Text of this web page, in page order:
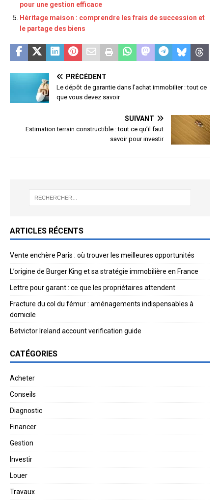
pour une gestion efficace
Héritage maison : comprendre les frais de succession et
le partage des biens
PRÉCÉDENT
Le dépôt de garantie dans l’achat immobilier : tout ce
que vous devez savoir
SUIVANT
Estimation terrain constructible : tout ce qu’il faut
savoir pour investir
ARTICLES RÉCENTS
Vente enchère Paris : où trouver les meilleures opportunités
L’origine de Burger King et sa stratégie immobilière en France
Lettre pour garant : ce que les propriétaires attendent
Fracture du col du fémur : aménagements indispensables à
domicile
Betvictor Ireland account verification guide
CATÉGORIES
Acheter
Conseils
Diagnostic
Financer
Gestion
Investir
Louer
Travaux